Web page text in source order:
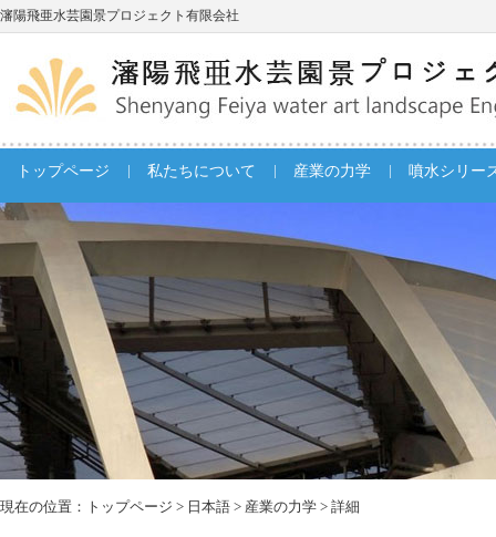
瀋陽飛亜水芸園景プロジェクト有限会社
トップページ | 私たちについて | 産業の力学 | 噴水シリー
現在の位置： トップページ > 日本語 > 産業の力学 > 詳細